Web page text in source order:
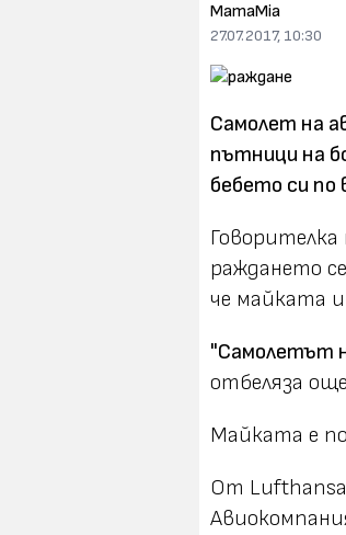
MamaMia
27.07.2017, 10:30
Самолет на
пътници на
бебето си по
Говорителка
раждането
че майката
"Самолетът
отбеляза
Майката е
От Lufthansa